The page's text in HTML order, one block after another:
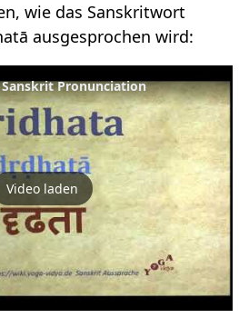
wie das Sanskritwort
ausgesprochen wird:
Sanskrit Pronunciation
Video laden